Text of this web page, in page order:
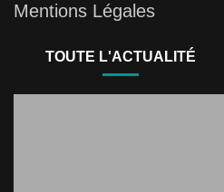
Mentions Légales
TOUTE L'ACTUALITÉ